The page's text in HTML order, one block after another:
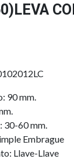
90 mm.
30-60 mm.
Embrague
Llave-Llave